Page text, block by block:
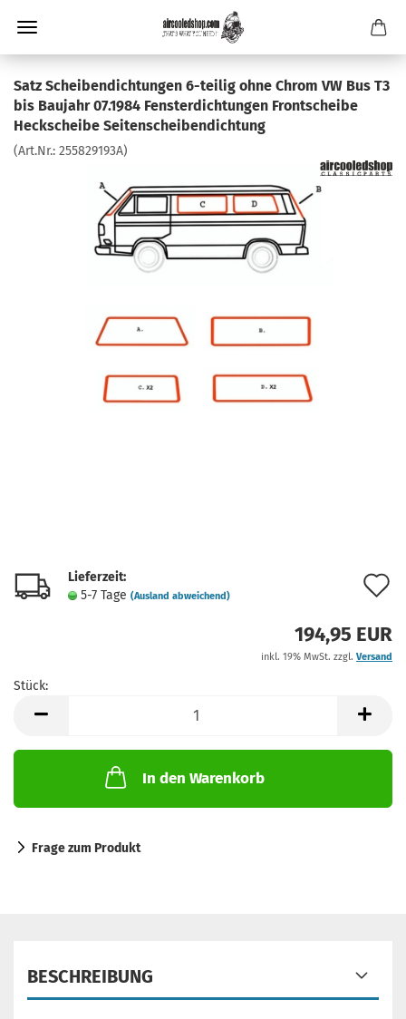
Satz Scheibendichtungen 6-teilig ohne Chrom VW Bus T3
bis Baujahr 07.1984 Fensterdichtungen Frontscheibe
Heckscheibe Seitenscheibendichtung
(Art.Nr.: 255829193A)
Lieferzeit:
5-7 Tage (Ausland abweichend)
194,95 EUR
inkl. 19% MwSt. zzgl. Versand
Stück:
In den Warenkorb
Frage zum Produkt
BESCHREIBUNG